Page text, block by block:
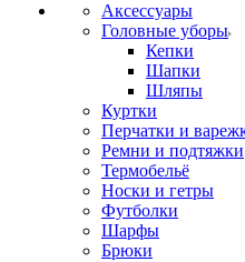
Аксессуары
Головные уборы
Кепки
Шапки
Шляпы
Куртки
Перчатки и
Ремни и подтяжки
Термобельё
Носки и гетры
Футболки
Шарфы
Брюки